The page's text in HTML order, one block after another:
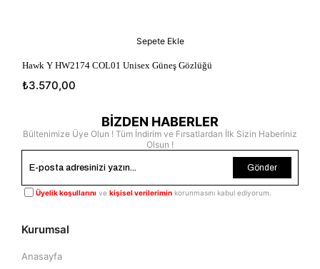
Hawk Y HW2174 COL01 Unisex Güneş Gözlüğü
₺3.570,00
Sepete Ekle
BİZDEN HABERLER
Bültenimize Üye Olun ! Tüm İndirim ve Fırsatlardan İlk Sizin Haberiniz
Olsun !
Gönder
Üyelik koşullarını ve kişisel verilerimin korunmasını kabul ediyorum.
Kurumsal
Anasayfa